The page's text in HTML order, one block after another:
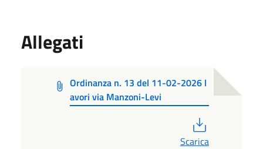
Allegati
Ordinanza n. 13 del 11-02-2026 l
avori via Manzoni-Levi
Scarica